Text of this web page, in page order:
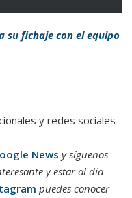
su fichaje con el equipo
y redes sociales
News y síguenos
y estar al día
puedes conocer